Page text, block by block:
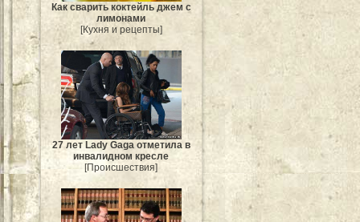
Как сварить коктейль джем с
лимонами
[Кухня и рецепты]
27 лет Lady Gaga отметила в
инвалидном кресле
[Происшествия]